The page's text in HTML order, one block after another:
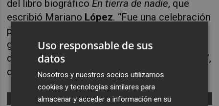
del libro biográficoEn tierra de nadie, que
escribió Mariano López. “Fue una celebración
por todo lo alto que redondeamos con una
gira por varias ciudades. Buenos recuerdos
que siempre está bien recordar entre amigos”,
destaca Beltrán.
Uso responsable de sus
datos
Nosotros y nuestros socios utilizamos
cookies y tecnologías similares para
almacenar y acceder a información en su